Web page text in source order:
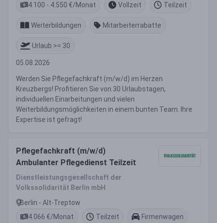
4.100 - 4.550 €/Monat
Vollzeit Teilzeit
Weiterbildungen Mitarbeiterrabatte
Urlaub >= 30
05.08.2026
Werden Sie Pflegefachkraft (m/w/d) im Herzen
Kreuzbergs! Profitieren Sie von 30 Urlaubstagen,
individuellen Einarbeitungen und vielen
Weiterbildungsmöglichkeiten in einem bunten Team. Ihre
Expertise ist gefragt!
Pflegefachkraft (m/w/d)
Ambulanter Pflegedienst Teilzeit
Dienstleistungsgesellschaft der
Volkssolidarität Berlin mbH
Berlin - Alt-Treptow
4.066 €/Monat
Teilzeit Firmenwagen